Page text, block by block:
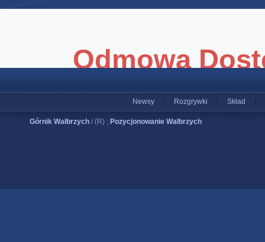
Newsy Rozgrywki Skład
Górnik Wałbrzych / (R) ; Pozycjonowanie Wałbrzych